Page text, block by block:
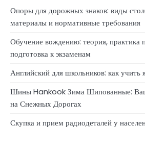
Опоры для дорожных знаков: виды
материалы и нормативные требования
Обучение вождению: теория, практика
подготовка к экзаменам
Английский для школьников: как учить
Шины Hankook Зима Шипованные:
на Снежных Дорогах
Скупка и прием радиодеталей у